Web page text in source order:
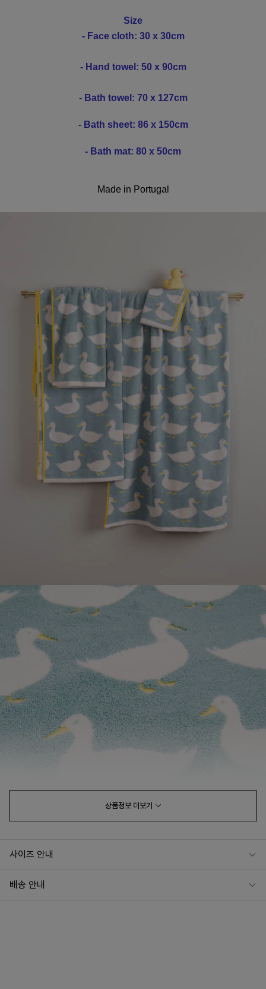
페이코 라이
매
Size
- Face cloth: 30 x 30cm
- Hand towel: 50 x 90cm
- Bath towel: 70 x 127cm
- Bath sheet: 86 x 150cm
- Bath mat: 80 x 50cm
Made in Portugal
상품정보 더보기
사이즈 안내
배송 안내